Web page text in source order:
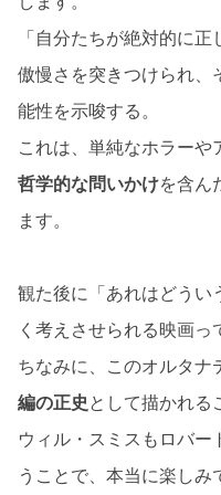
「自分たちが絶対的に
傲慢さを突きつけられ、
能性を示唆する。
これは、単純なホラーや
哲学的な問いかけを含ん
ます。
観た後に「あれはどうい
く考えさせられる映画っ
ちなみに、このオルタナ
編の正史 として描かれる
ウィル・スミスもロバ
うことで、本当に楽しみ